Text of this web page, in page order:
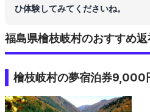
ひ体験してみてくださいね。
福島県檜枝岐村のおすすめ
檜枝岐村の夢宿泊券9,000